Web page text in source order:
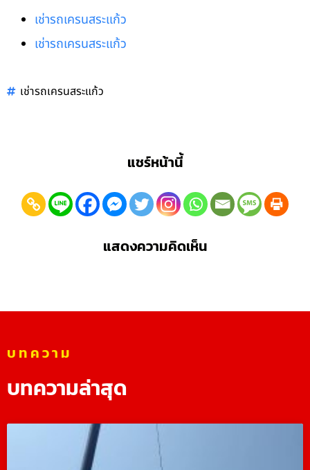
เช่ารถเครนสระแก้ว
เช่ารถเครนสระแก้ว
เช่ารถเครนสระแก้ว
แชร์หน้านี้
แสดงความคิดเห็น
บทความ
บทความล่าสุด